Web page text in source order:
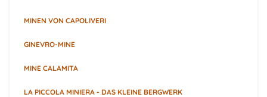
MINEN VON CAPOLIVERI
GINEVRO-MINE
MINE CALAMITA
LA PICCOLA MINIERA - DAS KLEINE BERGWERK